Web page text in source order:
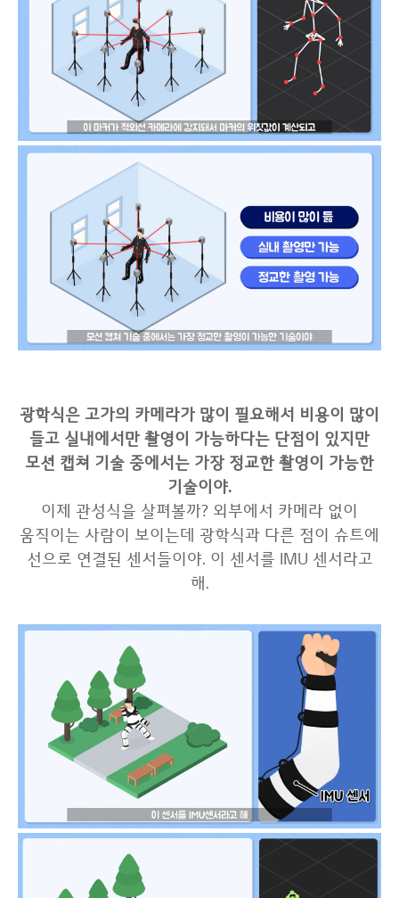
광학식은 고가의 카메라가 많이 필요해서 비용이 많이
들고 실내에서만 촬영이 가능하다는 단점이 있지만
모션 캡쳐 기술 중에서는 가장 정교한 촬영이 가능한
기술이야.
이제 관성식을 살펴볼까? 외부에서 카메라 없이
움직이는 사람이 보이는데 광학식과 다른 점이 슈트에
선으로 연결된 센서들이야. 이 센서를 IMU 센서라고
해.